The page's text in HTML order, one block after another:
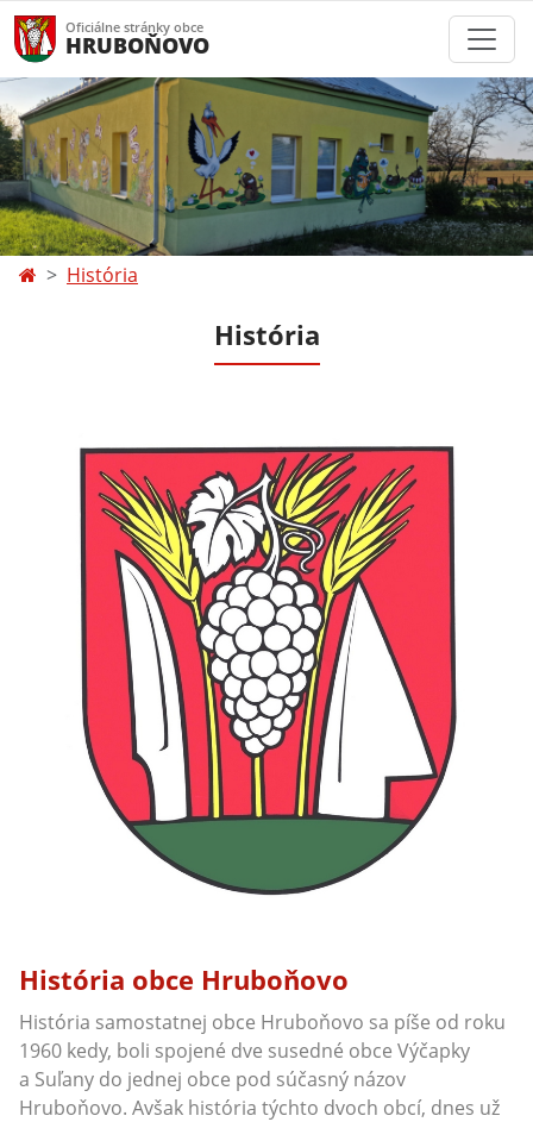
Oficiálne stránky obce
HRUBOŇOVO
História
História
História obce Hruboňovo
História samostatnej obce Hruboňovo sa píše od roku
1960 kedy, boli spojené dve susedné obce Výčapky
a Suľany do jednej obce pod súčasný názov
Hruboňovo. Avšak história týchto dvoch obcí, dnes už